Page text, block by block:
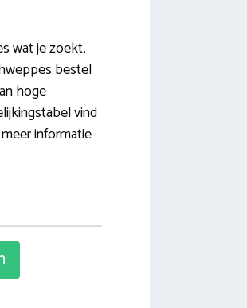
wat je zoekt,
bestel
hoge
vind
informatie